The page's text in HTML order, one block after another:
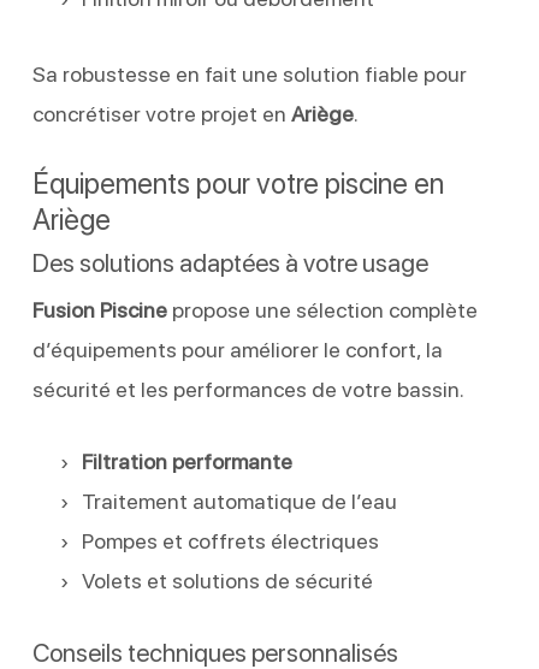
Sa robustesse en fait une solution fiable pour
concrétiser votre projet en Ariège.
Équipements pour votre piscine en
Ariège
Des solutions adaptées à votre usage
Fusion Piscinepropose une sélection complète
d’équipements pour améliorer le confort, la
sécurité et les performances de votre bassin.
Filtration performante
Traitement automatique de l’eau
Pompes et coffrets électriques
Volets et solutions de sécurité
Conseils techniques personnalisés